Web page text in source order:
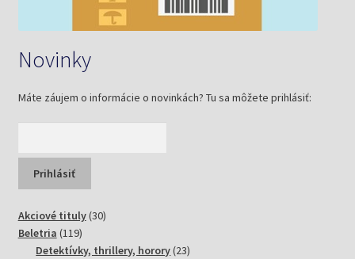
Novinky
Máte záujem o informácie o novinkách? Tu sa môžete prihlásiť:
Akciové tituly 3030
Beletria 119119
produktov
Detektívky, thrillery, horory 2323